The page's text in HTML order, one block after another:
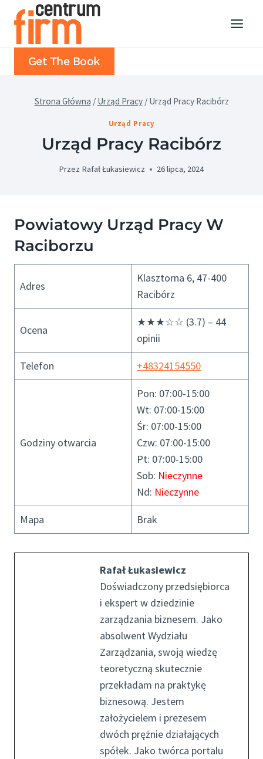
Przejdź
Get The Book
Strona Główna / Urząd Pracy / Urząd Pracy Racibórz
Urząd Pracy
Urząd Pracy Racibórz
Przez Rafał Łukasiewicz 26 lipca, 2024
Powiatowy Urząd Pracy W
Raciborzu
Adres
Klasztorna 6, 47-400
Racibórz
Ocena
★★★☆☆ (3.7) – 44
opinii
Telefon +48324154550
Godziny otwarcia
Pon: 07:00-15:00
Wt: 07:00-15:00
Śr: 07:00-15:00
Czw: 07:00-15:00
Pt: 07:00-15:00
Sob: Nieczynne
Nd: Nieczynne
Mapa Brak
Rafał Łukasiewicz
Doświadczony przedsiębiorca
i ekspert w dziedzinie
zarządzania biznesem. Jako
absolwent Wydziału
Zarządzania, swoją wiedzę
teoretyczną skutecznie
przekładam na praktykę
biznesową. Jestem
założycielem i prezesem
dwóch prężnie działających
spółek. Jako twórca portalu